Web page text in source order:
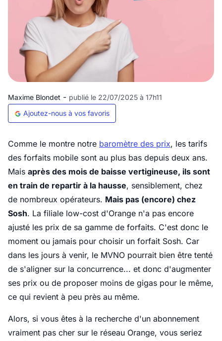
Maxime Blondet - publié le 22/07/2025 à 17h11
Ajoutez-nous à vos favoris
Comme le montre notre baromètre des prix, les tarifs
des forfaits mobile sont au plus bas depuis deux ans.
Mais après des mois de baisse vertigineuse, ils sont
en train de repartir à la hausse, sensiblement, chez
de nombreux opérateurs. Mais pas (encore) chez
Sosh. La filiale low-cost d'Orange n'a pas encore
ajusté les prix de sa gamme de forfaits. C'est donc le
moment ou jamais pour choisir un forfait Sosh. Car
dans les jours à venir, le MVNO pourrait bien être tenté
de s'aligner sur la concurrence... et donc d'augmenter
ses prix ou de proposer moins de gigas pour le même,
ce qui revient à peu près au même.
Alors, si vous êtes à la recherche d'un abonnement
vraiment pas cher sur le réseau Orange, vous seriez